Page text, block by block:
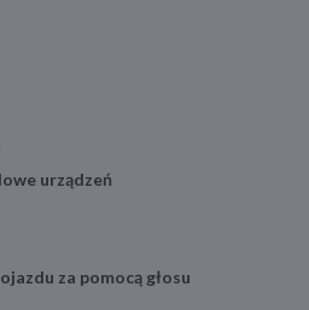
urządzeń
za pomocą głosu